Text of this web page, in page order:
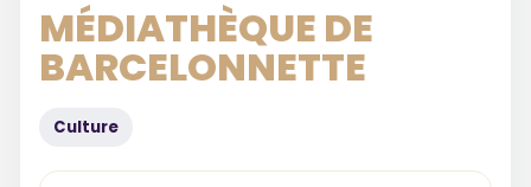
MÉDIATHÈQUE DE
BARCELONNETTE
Culture